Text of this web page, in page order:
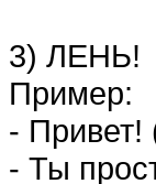
3) ЛЕНЬ!
Пример:
- Привет!
- Ты